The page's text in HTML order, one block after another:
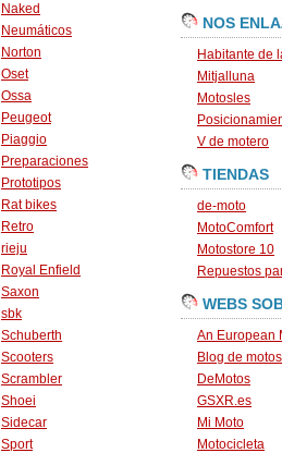
Naked
Neumáticos
Norton
Oset
Ossa
Peugeot
Piaggio
Preparaciones
Prototipos
Rat bikes
Retro
rieju
Royal Enfield
Saxon
sbk
Schuberth
Scooters
Scrambler
Shoei
Sidecar
Sport
NOS
Habitante de
Mitjalluna
Motosles
V de motero
TIENDAS
de-moto
MotoComfort
Motostore 10
Repuestos
WEBS
An European
Blog de motos
DeMotos
GSXR.es
Mi Moto
Motocicleta